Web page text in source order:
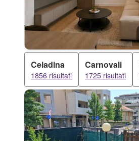
Celadina
1856 risultati
Carnovali
1725 risultati